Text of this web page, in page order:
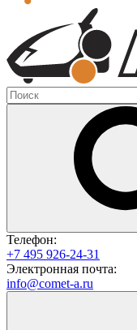
Телефон:
+7 495 926-24-31
Электронная почта:
info@comet-a.ru